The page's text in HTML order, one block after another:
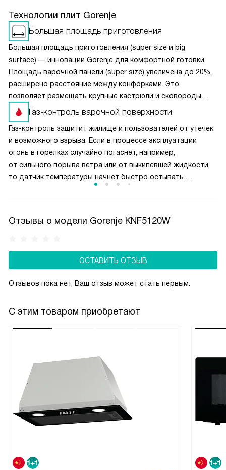
Технологии плит Gorenje
Большая площадь приготовления
Большая площадь приготовления (super size и big
surface) — инновации Gorenje для комфортной готовки.
Площадь варочной панели (super size) увеличена до 20%,
расширено расстояние между конфорками. Это
позволяет размещать крупные кастрюли и сковороды
одновременно, не мешая друг другу. Чугунные решётки
обеспечивают устойчивость посуды при перемещении.
Конструкция (super size) в духовках предлагает
увеличенную камеру и противни макси-формата. Полная
ширина духовки используется эффективно, а равномерная
циркуляция воздуха гарантирует идеальное пропекание
блюд на всех уровнях.
Газ-контроль варочной поверхности
Газ-контроль защитит жилище и пользователей от утечек
и возможного взрыва. Если в процессе эксплуатации
огонь в горелках случайно погаснет, например,
от сильного порыва ветра или от выкипевшей жидкости,
то датчик температуры начнёт быстро остывать.
Отзывы о модели Gorenje KNF5120W
ОСТАВИТЬ ОТЗЫВ
Отзывов пока нет, Ваш отзыв может стать первым.
С этим товаром приобретают